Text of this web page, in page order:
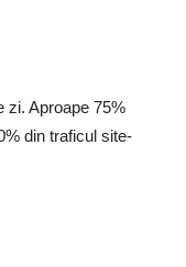
zi. Aproape 75%
din traficul site-